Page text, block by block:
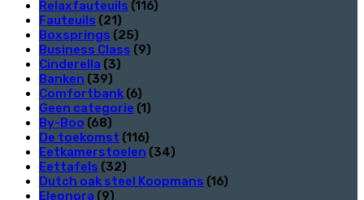
Relaxfauteuils (116)
Fauteuils (21)
Boxsprings (25)
Business Class (9)
Cinderella (3)
Banken (39)
Comfortbank (6)
Geen categorie (1)
By-Boo (68)
De toekomst (116)
Eetkamerstoelen (34)
Eettafels (32)
Dutch oak steel Koopmans (16)
Eleonora (9)